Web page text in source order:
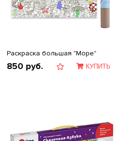
Раскраска большая "Море"
850 руб. КУПИТЬ